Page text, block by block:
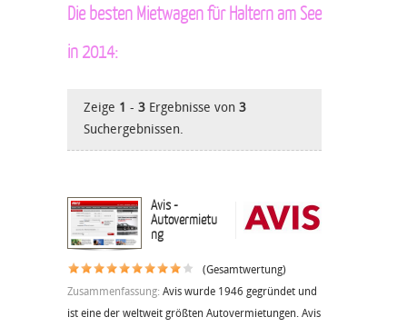
Die besten Mietwagen für Haltern am See
in 2014:
Zeige 1 - 3 Ergebnisse von 3
Suchergebnissen.
Avis -
Autovermietu
ng
(Gesamtwertung)
Zusammenfassung: Avis wurde 1946 gegründet und
ist eine der weltweit größten Autovermietungen. Avis